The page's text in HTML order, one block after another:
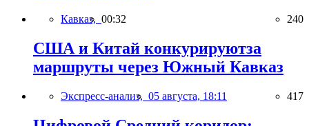
Кавказ, 00:32 240
США и Китай конкурируютза
маршруты через Южный Кавказ
Экспресс-анализ, 05 августа, 18:11 417